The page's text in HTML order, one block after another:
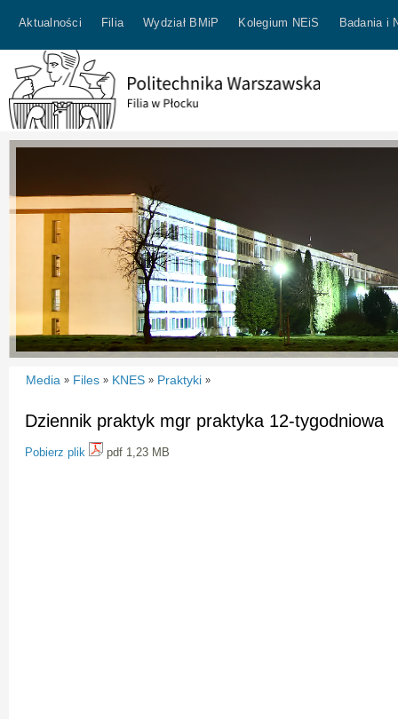
Aktualności Filia Wydział BMiP Kolegium NEiS Badania i
Media » Files » KNES » Praktyki »
Dziennik praktyk mgr praktyka 12-tygodniowa
Pobierz plik pdf 1,23 MB